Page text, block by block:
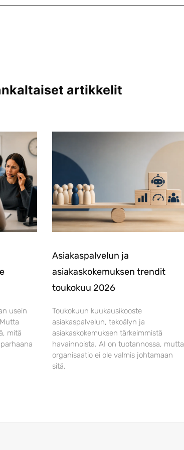
artikkelit
usein
mitä
Asiakaspalvelun ja
asiakaskokemuksen trendit
toukokuu 2026
Toukokuun kuukausikooste
asiakaspalvelun, tekoälyn ja
asiakaskokemuksen tärkeimmistä
havainnoista. AI on tuotannossa, mutta
organisaatio ei ole valmis johtamaan
sitä.